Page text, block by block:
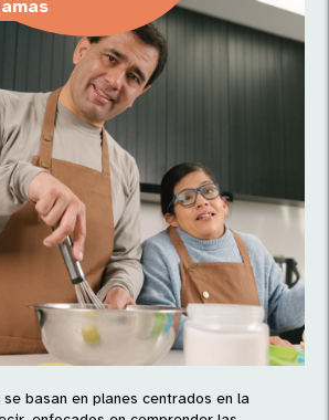
basan en planes centrados en la